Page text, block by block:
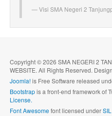
Visi SMA Negeri 2
Copyright © 2026 SMA NEGERI 2
WEBSITE. All Rights Reserved.
Joomla!is Free Software released
Bootstrapis a front-end framework of
License.
Font Awesomefont licensed under